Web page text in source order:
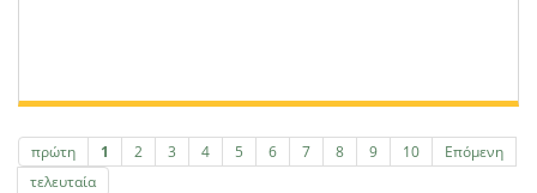
πρώτη 1 2 3 4 5 6 7 8 9 10
Επόμενη
τελευταία